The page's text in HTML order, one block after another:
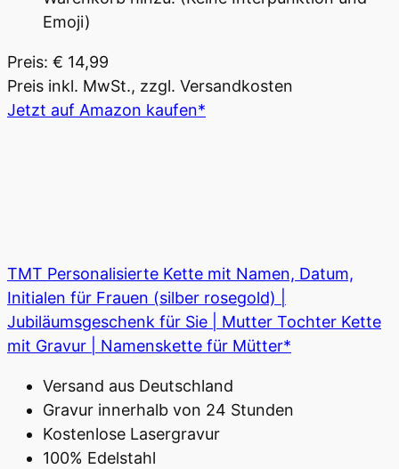
Emoji)
Preis: € 14,99
Preis inkl. MwSt., zzgl. Versandkosten
Jetzt auf Amazon kaufen*
TMT Personalisierte Kette mit Namen, Datum,
Initialen für Frauen (silber rosegold) |
Jubiläumsgeschenk für Sie | Mutter Tochter Kette
mit Gravur | Namenskette für Mütter*
Versand aus Deutschland
Gravur innerhalb von 24 Stunden
Kostenlose Lasergravur
100% Edelstahl